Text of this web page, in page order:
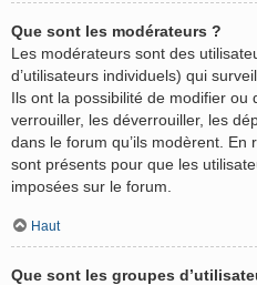
Que sont les modérateurs ?
Les modérateurs sont des
d’utilisateurs individuels) qui
Ils ont la possibilité de modifier ou
verrouiller, les déverrouiller, les
dans le forum qu’ils modèrent.
sont présents pour que les
imposées sur le forum.
Haut
Que sont les groupes